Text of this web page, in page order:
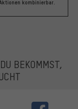
kombinierbar.
BEKOMMST,